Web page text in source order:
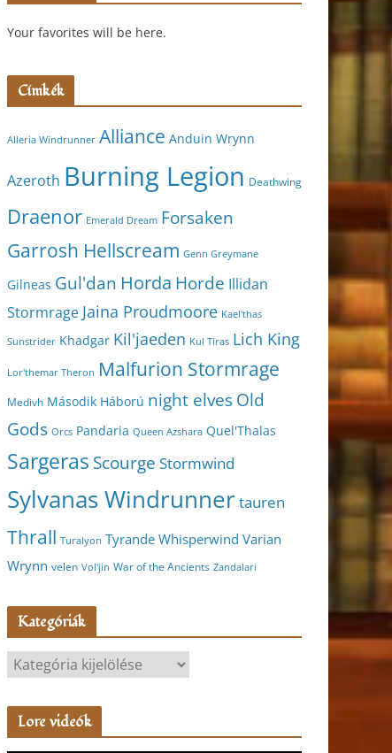
Your favorites will be here.
Címkék
Alleria Windrunner Alliance Anduin Wrynn
Azeroth Burning Legion Deathwing
Draenor Emerald Dream Forsaken
Garrosh Hellscream Genn Greymane
Gilneas Gul'dan Horda Horde Illidan
Stormrage Jaina Proudmoore Kael'thas
Sunstrider Khadgar Kil'jaeden Kul Tiras Lich King
Lor'themar Theron Malfurion Stormrage
Medivh Második Háború night elvesOld
Gods Orcs Pandaria Queen Azshara Quel'Thalas
Sargeras Scourge Stormwind
Sylvanas Windrunnertauren
Thrall Turalyon Tyrande Whisperwind Varian
Wrynn velen Vol'jin War of the Ancients Zandalari
Kategóriák
a
t
g
Lore videók